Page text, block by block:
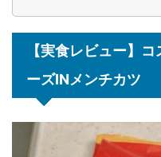
【実食レビュー】
ーズINメンチカツ